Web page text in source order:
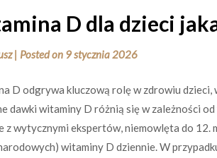
D dla dzieci
| Posted on 9 stycznia 2026
D odgrywa kluczową rolę w zdrowiu
dawki witaminy D różnią się w zależności
z wytycznymi ekspertów, niemowlęta do
witaminy D dziennie. W